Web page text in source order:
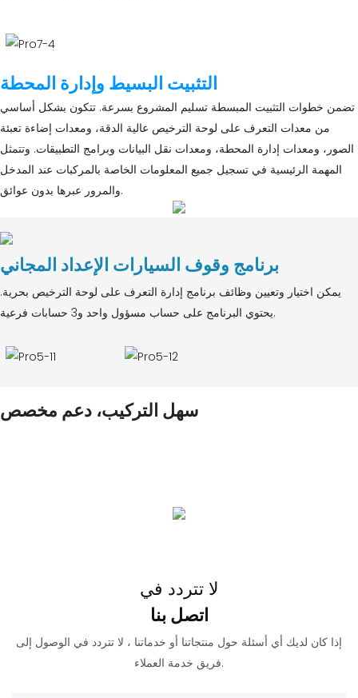
التثبيت البسيط وإدارة المحطة
تضمن خطوات التثبيت المبسطة تسليم المشروع بسرعة. تتكون بشكل أساسي
من معدات التعرف على لوحة الترخيص عالية الدقة، ومعدات إضاءة تعبئة
الصور، ومعدات إدارة المحطة، ومعدات نقل البيانات وبرامج التطبيقات. وتتمثل
المهمة الرئيسية في تسجيل جميع المعلومات الخاصة بالمركبات عند المدخل
والمرور عبرها بدون عوائق.
برنامج وقوف السيارات الإعداد المجاني
يمكن اختيار وتعيين وظائف برنامج إدارة التعرف على لوحة الترخيص بحرية.
يحتوي البرنامج على حساب مسؤول واحد و3 حسابات فرعية.
سهل التركيب، دعم مخصص
لا تتردد في
اتصل بنا
إذا كان لديك أي أسئلة حول منتجاتنا أو خدماتنا ، لا تتردد في الوصول إلى
فريق خدمة العملاء.